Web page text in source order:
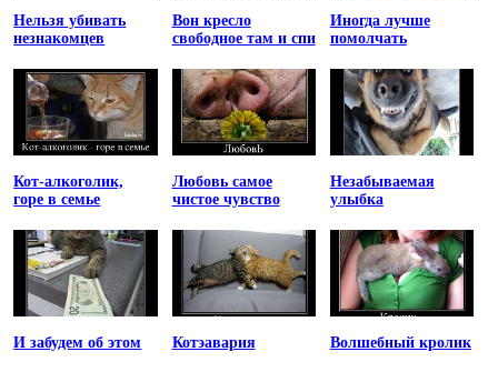
Нельзя убивать
незнакомцев
Вон кресло
свободное там и спи
Иногда лучше
помолчать
Кот-алкоголик,
горе в семье
Любовь самое
чистое чувство
Незабываемая
улыбка
И забудем об этом Котэавария Волшебный кролик